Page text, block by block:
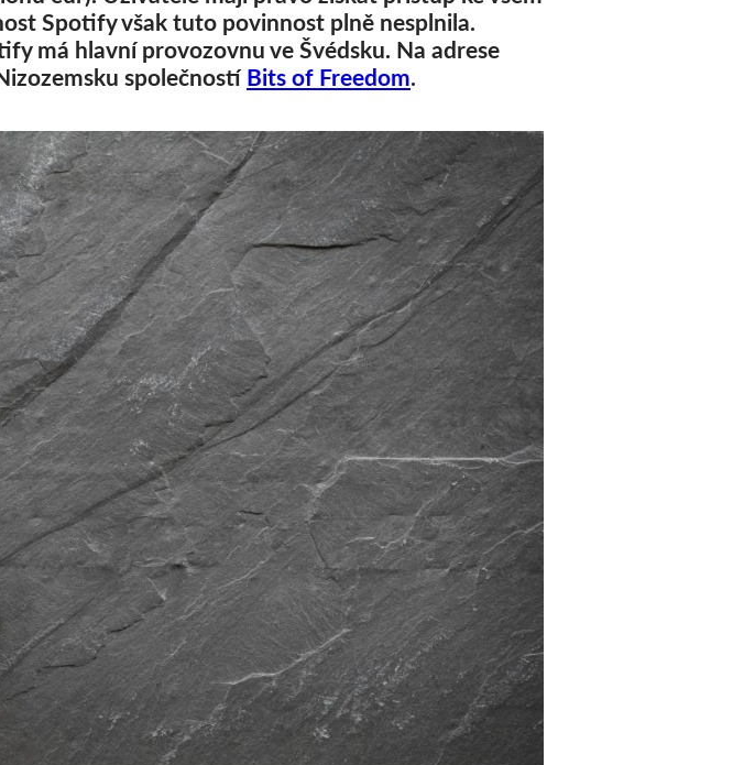
Spotify však tuto povinnost plně nesplnila.
má hlavní provozovnu ve Švédsku. Na adrese
společností Bits of Freedom.